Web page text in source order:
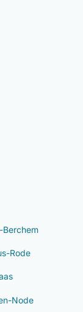
Rode
Node